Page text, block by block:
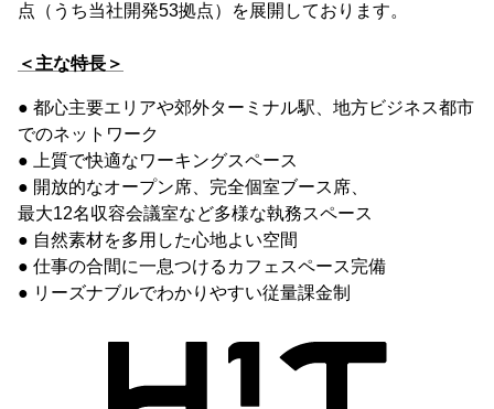
点（うち当社開発53拠点）を展開しております。
＜主な特長＞
● 都心主要エリアや郊外ターミナル駅、地方ビジネス都市
でのネットワーク
● 上質で快適なワーキングスペース
● 開放的なオープン席、完全個室ブース席、
最大12名収容会議室など多様な執務スペース
● 自然素材を多用した心地よい空間
● 仕事の合間に一息つけるカフェスペース完備
● リーズナブルでわかりやすい従量課金制